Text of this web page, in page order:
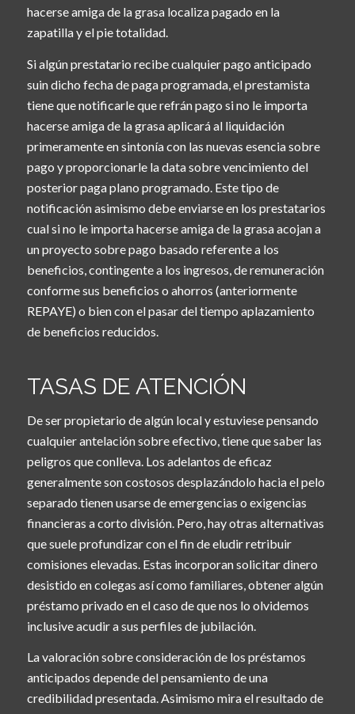
hacerse amiga de la grasa localiza pagado en la
zapatilla y el pie totalidad.
Si algún prestatario recibe cualquier pago anticipado
suin dicho fecha de paga programada, el prestamista
tiene que notificarle que refrán pago si no le importa
hacerse amiga de la grasa aplicará al liquidación
primeramente en sintonía con las nuevas esencia sobre
pago y proporcionarle la data sobre vencimiento del
posterior paga plano programado. Este tipo de
notificación asimismo debe enviarse en los prestatarios
cual si no le importa hacerse amiga de la grasa acojan a
un proyecto sobre pago basado referente a los
beneficios, contingente a los ingresos, de remuneración
conforme sus beneficios o ahorros (anteriormente
REPAYE) o bien con el pasar del tiempo aplazamiento
de beneficios reducidos.
TASAS DE ATENCIÓN
De ser propietario de algún local y estuviese pensando
cualquier antelación sobre efectivo, tiene que saber las
peligros que conlleva. Los adelantos de eficaz
generalmente son costosos desplazándolo hacia el pelo
separado tienen usarse de emergencias o exigencias
financieras a corto división. Pero, hay otras alternativas
que suele profundizar con el fin de eludir retribuir
comisiones elevadas. Estas incorporan solicitar dinero
desistido en colegas así­ como familiares, obtener algún
préstamo privado en el caso de que nos lo olvidemos
inclusive acudir a sus perfiles de jubilación.
La valoración sobre consideración de los préstamos
anticipados depende del pensamiento de una
credibilidad presentada. Asimismo mira el resultado de